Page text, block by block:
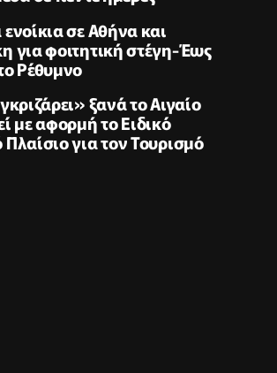
σε Αθήνα και
για φοιτητική στέγη-Έως
Ρέθυμνο
ξανά το Αιγαίο
με αφορμή το Ειδικό
για τον Τουρισμό